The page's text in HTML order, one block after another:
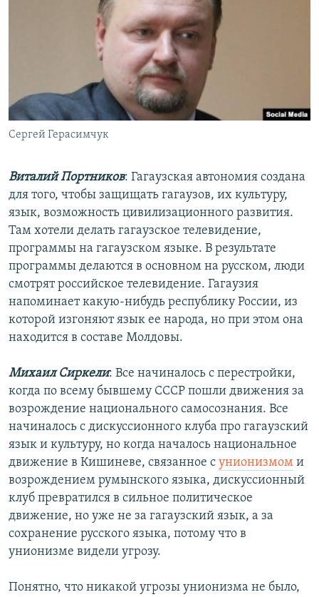
Сергей Герасимчук
Виталий Портников: Гагаузская автономия создана
для того, чтобы защищать гагаузов, их культуру,
язык, возможность цивилизационного развития.
Там хотели делать гагаузское телевидение,
программы на гагаузском языке. В результате
программы делаются в основном на русском, люди
смотрят российское телевидение. Гагаузия
напоминает какую-нибудь республику России, из
которой изгоняют язык ее народа, но при этом она
находится в составе Молдовы.
Михаил Сиркели: Все начиналось с перестройки,
когда по всему бывшему СССР пошли движения за
возрождение национального самосознания. Все
начиналось с дискуссионного клуба про гагаузский
язык и культуру, но когда началось национальное
движение в Кишиневе, связанное с унионизмом и
возрождением румынского языка, дискуссионный
клуб превратился в сильное политическое
движение, но уже не за гагаузский язык, а за
сохранение русского языка, потому что в
унионизме видели угрозу.
Понятно, что никакой угрозы унионизма не было,